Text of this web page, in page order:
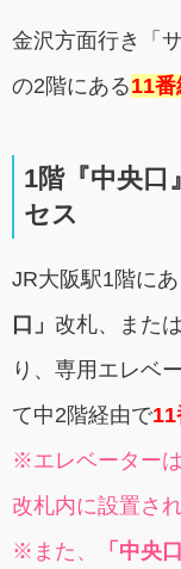
金沢方面行き「
の2階にある11番
1階『中央口
セス
JR大阪駅1階にあ
口」 改札、または
り、専用エレベ
て中2階経由で11
※エレベーターは
改札内に設置さ
※また、
「中央